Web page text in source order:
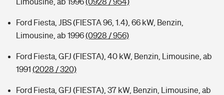
Ford Fiesta, JBS (FIESTA 96, 1.4), 66 kW, Benzin,
Limousine, ab 1996(0928 / 956)
Ford Fiesta, GFJ (FIESTA), 40 kW, Benzin, Limousine, ab
1991 (2028 / 320)
Ford Fiesta, GFJ (FIESTA), 37 kW, Benzin, Limousine, ab